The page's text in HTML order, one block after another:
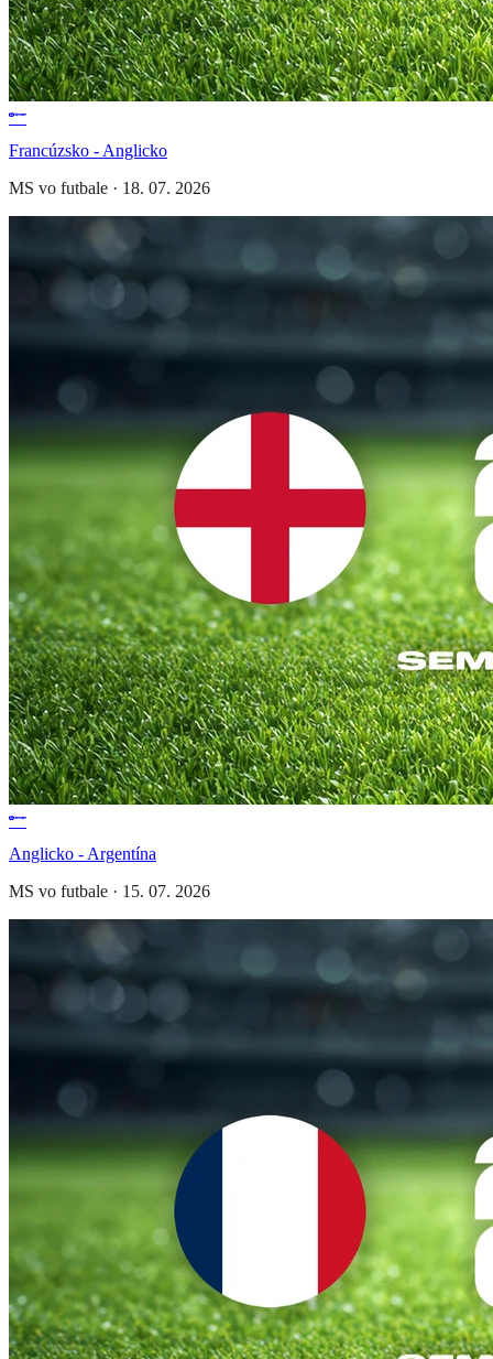
Francúzsko - Anglicko
MS vo futbale · 18. 07. 2026
Anglicko - Argentína
MS vo futbale · 15. 07. 2026